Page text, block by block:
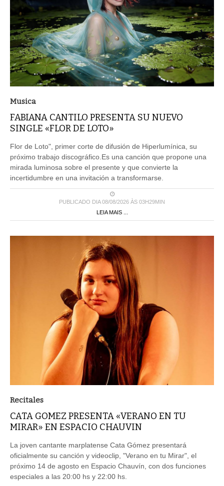
Musica
FABIANA CANTILO PRESENTA SU NUEVO
SINGLE «FLOR DE LOTO»
Flor de Loto", primer corte de difusión de Hiperlumínica, su
próximo trabajo discográfico.Es una canción que propone una
mirada luminosa sobre el presente y que convierte la
incertidumbre en una invitación a transformarse.
PUBLICADO DIA 08/08/2026 ÀS 03H29MIN
LEIA MAIS ...
Recitales
CATA GOMEZ PRESENTA «VERANO EN TU
MIRAR» EN ESPACIO CHAUVIN
La joven cantante marplatense Cata Gómez presentará
oficialmente su canción y videoclip, "Verano en tu Mirar", el
próximo 14 de agosto en Espacio Chauvín, con dos funciones
especiales a las 20:00 hs y 22:00 hs.